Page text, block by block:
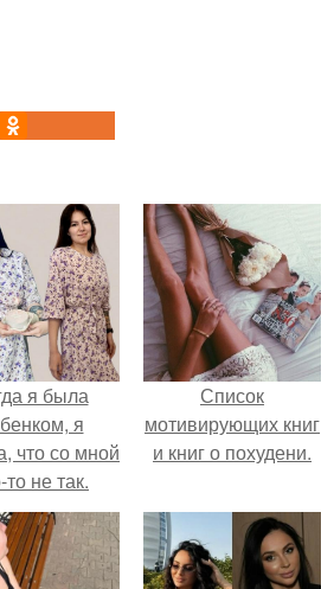
я была
я
что со мной
то не так.
Список
мотивирующих книг
и книг о похудени.